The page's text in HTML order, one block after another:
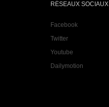
RÉSEAUX SOCIAUX
Facebook
Twitter
Youtube
Dailymotion